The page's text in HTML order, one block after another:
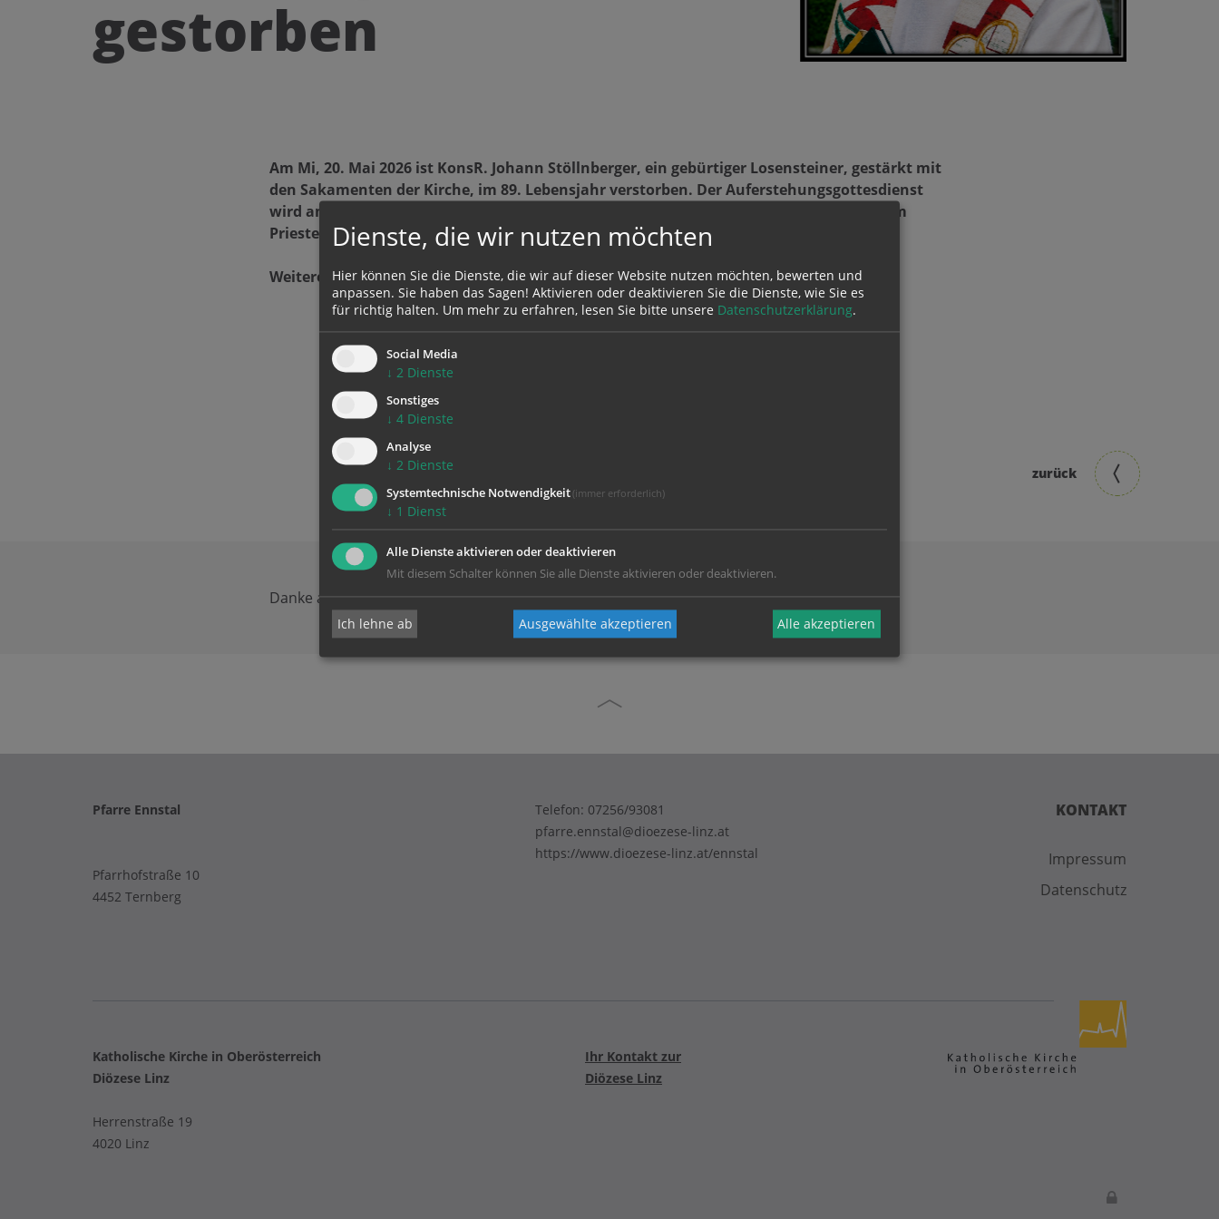
gestorben
Am Mi, 20. Mai 2026 ist KonsR. Johann Stöllnberger, ein gebürtiger Losensteiner, gestärkt mit
den Sakamenten der Kirche, im 89. Lebensjahr verstorben. Der Auferstehungsgottesdienst
wird am Fr, 29.5. um 11 Uhr in der Pfarrkirche Losenstein gefeiert, anschl. Beisetzung im
Priestergrab.
Weitere Möglichkeiten zur Verabschiedung finden Siehierauf erParte .
zurück
Danke an die Rechnungsprüfer.
KONTAKT
Impressum
Datenschutz
Pfarre Ennstal
Pfarrhofstraße 10
4452 Ternberg
Telefon: 07256/93081
pfarre.ennstal@dioezese-linz.at
https://www.dioezese-linz.at/ennstal
Katholische Kirche in Oberösterreich
Diözese Linz
Herrenstraße 19
4020 Linz
Ihr Kontakt zur
Diözese Linz
Dienste, die wir nutzen möchten
Hier können Sie die Dienste, die wir auf dieser Website nutzen möchten, bewerten und
anpassen. Sie haben das Sagen! Aktivieren oder deaktivieren Sie die Dienste, wie Sie es
für richtig halten. Um mehr zu erfahren, lesen Sie bitte unsere Datenschutzerklärung.
Social Media
↓ 2 Dienste
Sonstiges
↓ 4 Dienste
Analyse
↓ 2 Dienste
Systemtechnische Notwendigkeit (immer erforderlich)
↓ 1 Dienst
Alle Dienste aktivieren oder deaktivieren
Mit diesem Schalter können Sie alle Dienste aktivieren oder deaktivieren.
Ich lehne ab Ausgewählte akzeptieren Alle akzeptieren